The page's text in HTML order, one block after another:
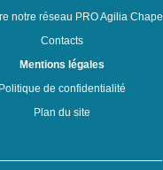
notre réseau PRO Agilia Chape
Contacts
Mentions légales
Politique de confidentialité
Plan du site